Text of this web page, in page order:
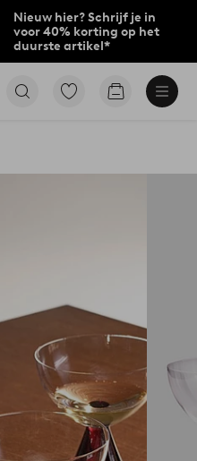
Nieuw hier? Schrijf je in
voor 40% korting op het
duurste artikel*
Ga
Go